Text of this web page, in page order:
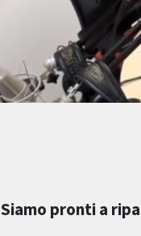
Siamo pronti a